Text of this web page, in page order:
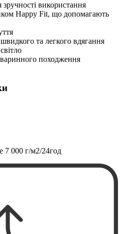
використання
Happy Fit, що допомагають
та легкого вдягання
походження
7 000 г/м2/24год